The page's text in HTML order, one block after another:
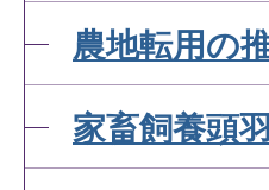
農地転用の
家畜飼養頭